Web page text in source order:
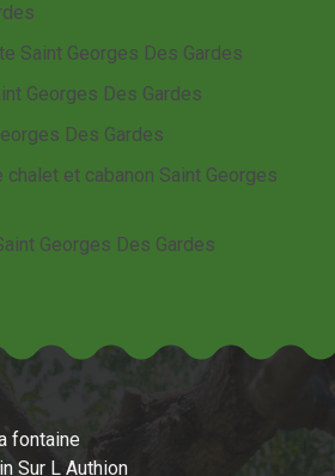
Saint Georges Des Gardes
Georges Des Gardes
Des Gardes
chalet et cabanon Saint Georges
Georges Des Gardes
fontaine
Sur L Authion